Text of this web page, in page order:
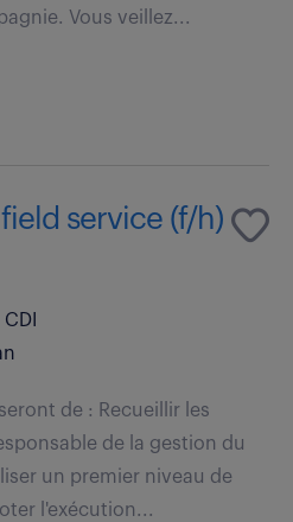
Vous veillez...
service (f/h)
CDI
de : Recueillir les
de la gestion du
un premier niveau de
l'exécution...